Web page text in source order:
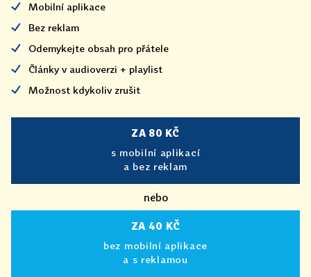
Mobilní aplikace
Bez reklam
Odemykejte obsah pro přátele
Články v audioverzi + playlist
Možnost kdykoliv zrušit
ZA 80 KČ
s mobilní aplikací
a bez reklam
nebo
ZA 40 KČ
bez mobilní aplikace
a s reklamou